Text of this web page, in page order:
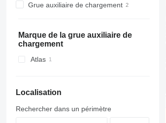
SKS HS
SGF
SKI
SKO
Grue auxiliaire de chargement
Marque de la grue auxiliaire de
chargement
Atlas
Localisation
Rechercher dans un périmètre